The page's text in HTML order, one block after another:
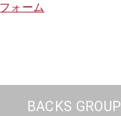
ォーム
BACKS GROUP